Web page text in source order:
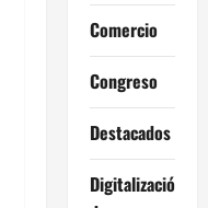
Comercio
Congreso
Destacados
Digitalización